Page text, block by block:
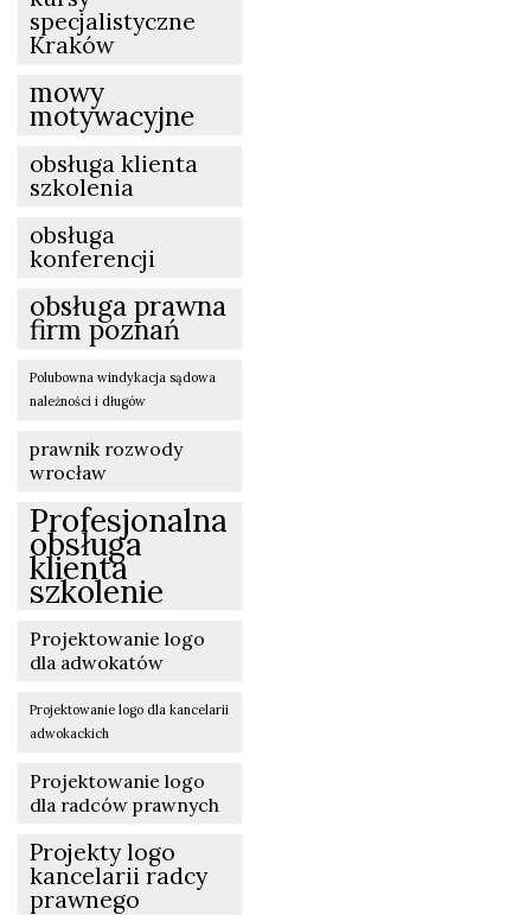
specjalistyczne
Kraków
mowy
motywacyjne
obsługa klienta
szkolenia
obsługa
konferencji
obsługa prawna
firm poznań
Polubowna windykacja sądowa
należności i długów
prawnik rozwody
wrocław
Profesjonalna
obsługa
klienta
szkolenie
Projektowanie logo
dla adwokatów
Projektowanie logo dla kancelarii
adwokackich
Projektowanie logo
dla radców prawnych
Projekty logo
kancelarii radcy
prawnego